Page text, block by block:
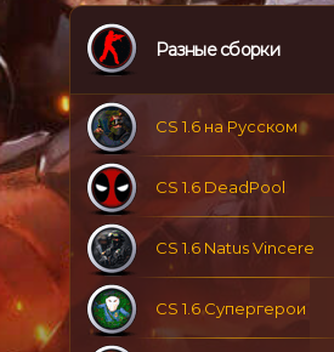
Разные сборки
CS 1.6 на Русском
CS 1.6 DeadPool
CS 1.6 Natus Vincere
CS 1.6 Супергерои